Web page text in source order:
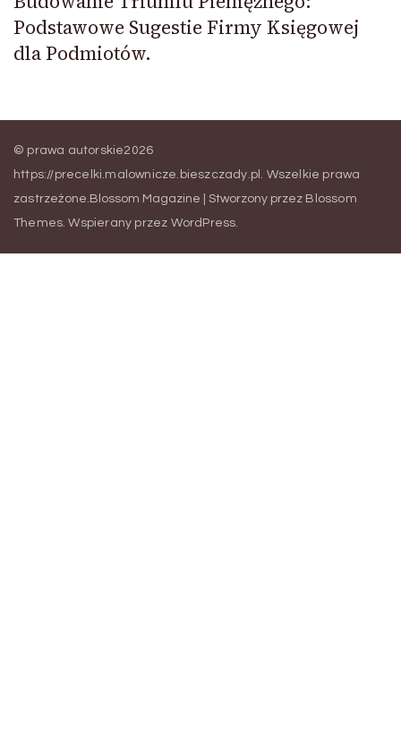
Podstawowe Sugestie Firmy Księgowej
dla Podmiotów.
© prawa autorskie2026
https://precelki.malownicze.bieszczady.pl . Wszelkie prawa
zastrzeżone. Blossom Magazine | Stworzony przez Blossom
Themes. Wspierany przez WordPress.